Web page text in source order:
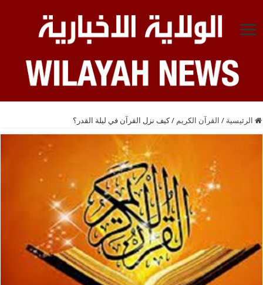
الرئيسية / القرآن الكريم / کیف نزل القرآن في لیلة القدر؟